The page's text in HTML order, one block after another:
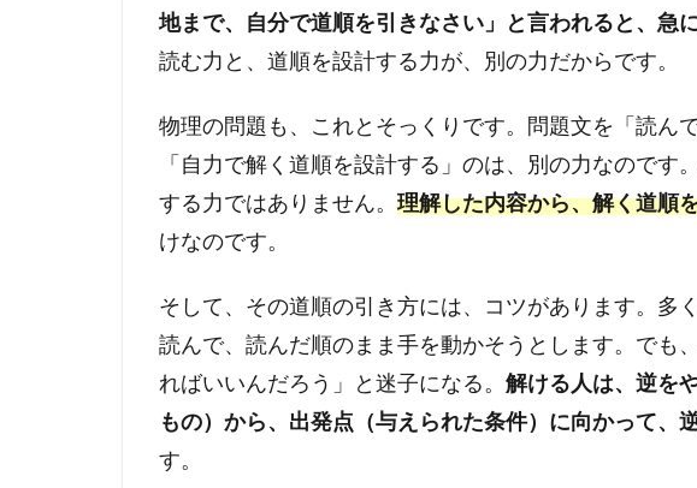
は
め
。
で
も
、
で
は
道
順
を
描
地まで、自分で道順を引きなさい」と言われると、急
読む力と、道順を設計する力が、別の力だからです。
物理の問題も、これとそっくりです。問題文を「読ん
「自力で解く道順を設計する」のは、別の力なのです
する力ではありません。 理解した内容から、解く道順
けなのです。
そして、その道順の引き方には、コツがあります。多
読んで、読んだ順のまま手を動かそうとします。でも
ればいいんだろう」と迷子になる。 解ける人は、逆を
もの）から、出発点（与えられた条件）に向かって、
す。